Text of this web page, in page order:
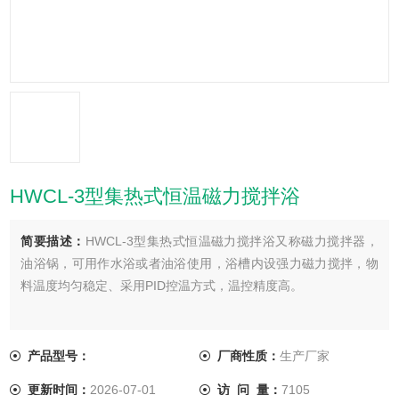
HWCL-3型集热式恒温磁力搅拌浴
简要描述： HWCL-3型集热式恒温磁力搅拌浴又称磁力搅拌器，
油浴锅，可用作水浴或者油浴使用，浴槽内设强力磁力搅拌，物
料温度均匀稳定、采用PID控温方式，温控精度高。
产品型号： 厂商性质： 生产厂家
更新时间： 2026-07-01 访 问 量： 7105